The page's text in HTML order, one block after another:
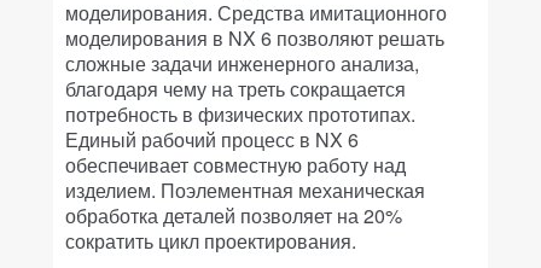
моделирования. Средства имитационного
моделирования в NX 6 позволяют решать
сложные задачи инженерного анализа,
благодаря чему на треть сокращается
потребность в физических прототипах.
Единый рабочий процесс в NX 6
обеспечивает совместную работу над
изделием. Поэлементная механическая
обработка деталей позволяет на 20%
сократить цикл проектирования.